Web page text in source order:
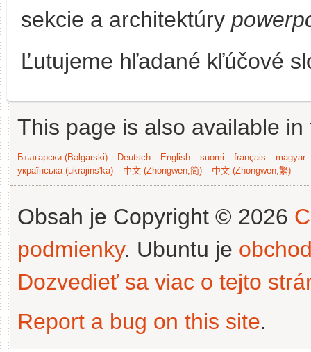
sekcie a architektúry
Ľutujeme hľadané kľúčové
This page is also available
Български (Bəlgarski) Deutsch English suomi français
magyar
українська (ukrajins'ka)
中文 (Zhongwen,简) 中文 (Zhongwen,繁)
Obsah je Copyright © 2026
podmienky. Ubuntu je
Dozvedieť sa viac o tejto
Report a bug on this site.